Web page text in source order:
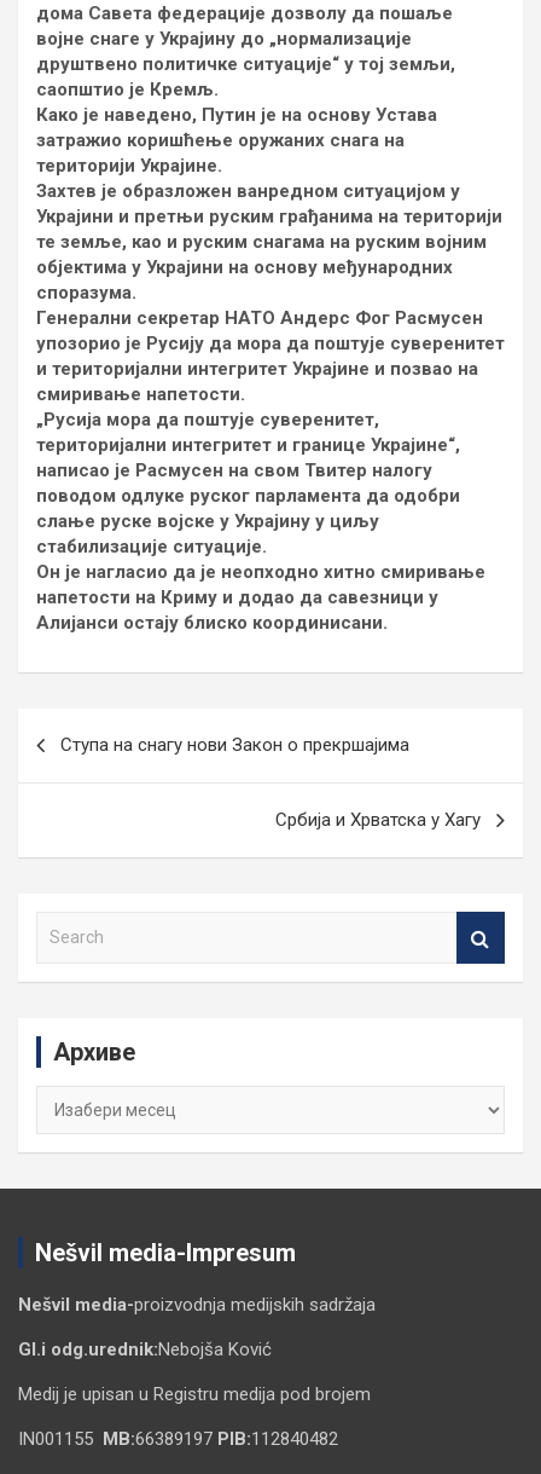
дома Савета федерације дозволу да пошаље
војне снаге у Украјину до „нормализације
друштвено политичке ситуације“ у тој земљи,
саопштио је Кремљ.
Како је наведено, Путин је на основу Устава
затражио коришћење оружаних снага на
територији Украјине.
Захтев је образложен ванредном ситуацијом у
Украјини и претњи руским грађанима на територији
те земље, као и руским снагама на руским војним
објектима у Украјини на основу међународних
споразума.
Генерални секретар НАТО Андерс Фог Расмусен
упозорио је Русију да мора да поштује суверенитет
и територијални интегритет Украјине и позвао на
смиривање напетости.
„Русија мора да поштује суверенитет,
територијални интегритет и границе Украјине“,
написао је Расмусен на свом Твитер налогу
поводом одлуке руског парламента да одобри
слање руске војске у Украјину у циљу
стабилизације ситуације.
Он је нагласио да је неопходно хитно смиривање
напетости на Криму и додао да савезници у
Алијанси остају блиско координисани.
чланка
Ступа на снагу нови Закон о прекршајима
Србија и Хрватска у Хагу
Архиве
Архиве
Nešvil media-Impresum
Nešvil media-proizvodnja medijskih sadržaja
Gl.i odg.urednik:Nebojša Ković
Medij je upisan u Registru medija pod brojem
IN001155 MB:66389197 PIB:112840482